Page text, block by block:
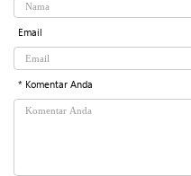
Email
* Komentar Anda